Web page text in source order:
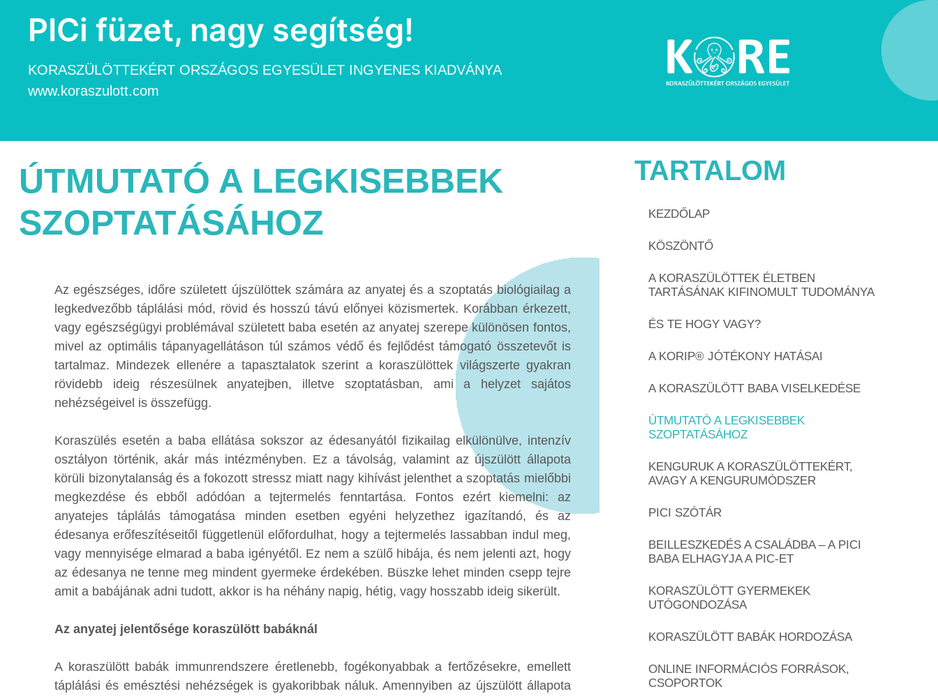
PICi füzet, nagy segítség!
KORASZÜLÖTTEKÉRT ORSZÁGOS EGYESÜLET INGYENES KIADVÁNYA
www.koraszulott.com
ÚTMUTATÓ A LEGKISEBBEK
SZOPTATÁSÁHOZ
Az egészséges, időre született újszülöttek számára az anyatej és a szoptatás biológiailag a
legkedvezőbb táplálási mód, rövid és hosszú távú előnyei közismertek. Korábban érkezett,
vagy egészségügyi problémával született baba esetén az anyatej szerepe különösen fontos,
mivel az optimális tápanyagellátáson túl számos védő és fejlődést támogató összetevőt is
tartalmaz. Mindezek ellenére a tapasztalatok szerint a koraszülöttek világszerte gyakran
rövidebb ideig részesülnek anyatejben, illetve szoptatásban, ami a helyzet sajátos
nehézségeivel is összefügg.
Koraszülés esetén a baba ellátása sokszor az édesanyától fizikailag elkülönülve, intenzív
osztályon történik, akár más intézményben. Ez a távolság, valamint az újszülött állapota
körüli bizonytalanság és a fokozott stressz miatt nagy kihívást jelenthet a szoptatás mielőbbi
megkezdése és ebből adódóan a tejtermelés fenntartása. Fontos ezért kiemelni: az
anyatejes táplálás támogatása minden esetben egyéni helyzethez igazítandó, és az
édesanya erőfeszítéseitől függetlenül előfordulhat, hogy a tejtermelés lassabban indul meg,
vagy mennyisége elmarad a baba igényétől. Ez nem a szülő hibája, és nem jelenti azt, hogy
az édesanya ne tenne meg mindent gyermeke érdekében. Büszke lehet minden csepp tejre
amit a babájának adni tudott, akkor is ha néhány napig, hétig, vagy hosszabb ideig sikerült.
Az anyatej jelentősége koraszülött babáknál
A koraszülött babák immunrendszere éretlenebb, fogékonyabbak a fertőzésekre, emellett
táplálási és emésztési nehézségek is gyakoribbak náluk. Amennyiben az újszülött állapota
TARTALOM
KEZDŐLAP
KÖSZÖNTŐ
A KORASZÜLÖTTEK ÉLETBEN
TARTÁSÁNAK KIFINOMULT TUDOMÁNYA
ÉS TE HOGY VAGY?
A KORIP® JÓTÉKONY HATÁSAI
A KORASZÜLÖTT BABA VISELKEDÉSE
ÚTMUTATÓ A LEGKISEBBEK
SZOPTATÁSÁHOZ
KENGURUK A KORASZÜLÖTTEKÉRT,
AVAGY A KENGURUMÓDSZER
PICI SZÓTÁR
BEILLESZKEDÉS A CSALÁDBA – A PICI
BABA ELHAGYJA A PIC-ET
KORASZÜLÖTT GYERMEKEK
UTÓGONDOZÁSA
KORASZÜLÖTT BABÁK HORDOZÁSA
ONLINE INFORMÁCIÓS FORRÁSOK,
CSOPORTOK